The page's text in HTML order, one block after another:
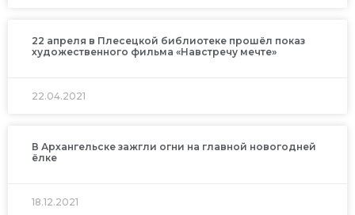
22 апреля в Плесецкой библиотеке прошёл показ
художественного фильма «Навстречу мечте»
22.04.2021
В Архангельске зажгли огни на главной новогодней
ёлке
18.12.2021